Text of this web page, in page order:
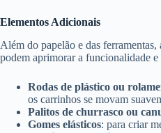
Elementos Adicionais
Além do papelão e das
podem aprimorar a funcionalidade e
Rodas de plástico ou
os carrinhos se movam
Palitos de churrasco ou
Gomes elásticos: para criar